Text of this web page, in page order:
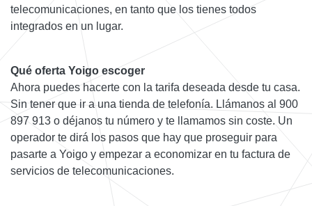
telecomunicaciones, en tanto que los tienes todos
integrados en un lugar.
Qué oferta Yoigo escoger
Ahora puedes hacerte con la tarifa deseada desde tu casa.
Sin tener que ir a una tienda de telefonía. Llámanos al 900
897 913 o déjanos tu número y te llamamos sin coste. Un
operador te dirá los pasos que hay que proseguir para
pasarte a Yoigo y empezar a economizar en tu factura de
servicios de telecomunicaciones.